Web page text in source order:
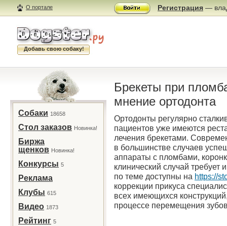
О портале Регистрация —
Добавь свою собаку!
Собаки 18658
Стол заказов Новинка!
Биржа
щенков Новинка!
Конкурсы 5
Реклама
Клубы 615
Видео 1873
Рейтинг 5
Брекеты при
мнение ортодонта
Ортодонты регулярно
пациентов уже имеются
лечения брекетами.
в большинстве случаев
аппараты с пломбами,
клинический случай
по теме доступны на https://
коррекции прикуса
всех имеющихся
процессе перемещения